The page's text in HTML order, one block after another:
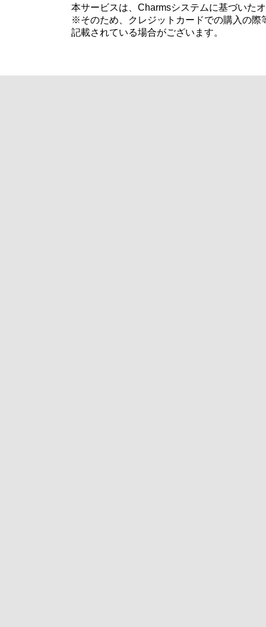
本サービスは、Charmsシステムに基づいた
※そのため、クレジットカードでの購入の際
記載されている場合がございます。